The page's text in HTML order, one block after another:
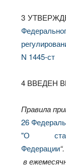
3
N 1445-ст
4 ВВЕДЕН
Правила
26
"О
Федерации“.
в